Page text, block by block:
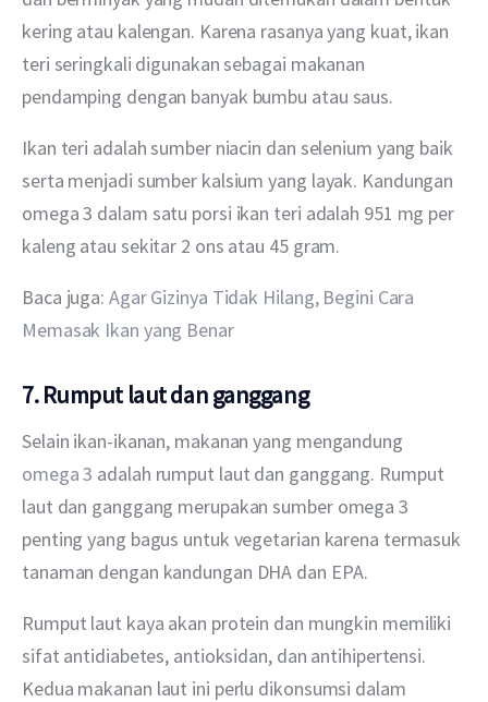
kering atau kalengan. Karena rasanya yang kuat, ikan
teri seringkali digunakan sebagai makanan
pendamping dengan banyak bumbu atau saus.
Ikan teri adalah sumber niacin dan selenium yang baik
serta menjadi sumber kalsium yang layak. Kandungan
omega 3 dalam satu porsi ikan teri adalah 951 mg per
kaleng atau sekitar 2 ons atau 45 gram.
Baca juga: Agar Gizinya Tidak Hilang, Begini Cara
Memasak Ikan yang Benar
7. Rumput laut dan ganggang
Selain ikan-ikanan, makanan yang mengandung
omega 3 adalah rumput laut dan ganggang. Rumput
laut dan ganggang merupakan sumber omega 3
penting yang bagus untuk vegetarian karena termasuk
tanaman dengan kandungan DHA dan EPA.
Rumput laut kaya akan protein dan mungkin memiliki
sifat antidiabetes, antioksidan, dan antihipertensi.
Kedua makanan laut ini perlu dikonsumsi dalam